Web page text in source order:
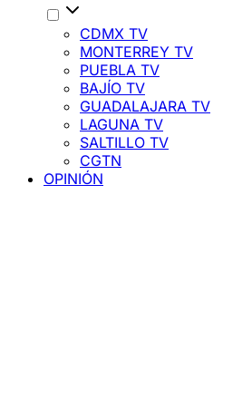
CDMX TV
MONTERREY TV
PUEBLA TV
BAJÍO TV
GUADALAJARA TV
LAGUNA TV
SALTILLO TV
CGTN
OPINIÓN